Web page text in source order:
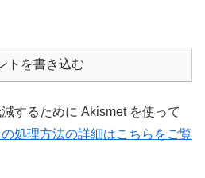
トを書き込む
するために Akismet を使って
処理方法の詳細はこちらをご覧